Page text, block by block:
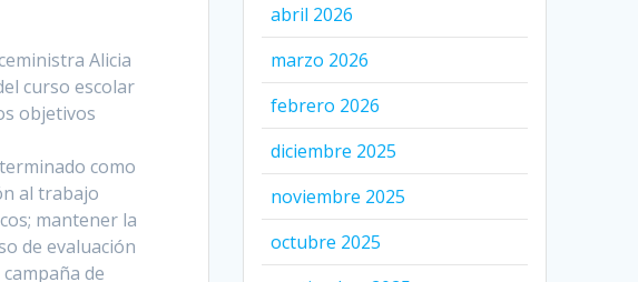
Alicia
curso escolar
objetivos
como
al trabajo
mantener la
de evaluación
de
abril 2026
marzo 2026
febrero 2026
diciembre 2025
noviembre 2025
octubre 2025